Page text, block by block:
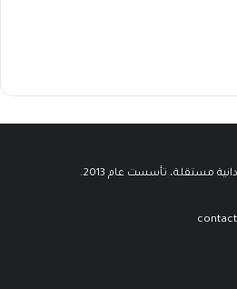
مستقلة، تأسست عام 2013.